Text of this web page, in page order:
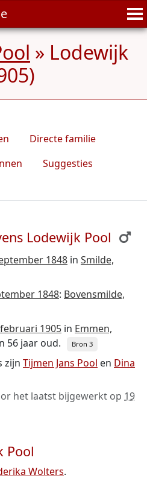
» Lodewijk
Directe familie
Suggesties
Lodewijk Pool
1848 in Smilde,
1848: Bovensmilde,
1905 in Emmen,
56 jaar oud. Bron 3
zijn Tijmen Jans Pool en Dina
het laatst bijgewerkt op 19
Pool
Wolters.